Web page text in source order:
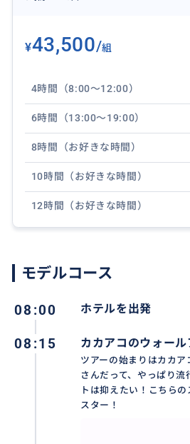
ガイドはハワイを知り尽くした
と、数々の裏話など移動の道中
ていただきます。
当日のコンディションや道の混
機応変にツアーを構成できます
ストな角度でお撮りします！
¥43,500/組
4時間（8:00〜12:00）
6時間（13:00〜19:00）
8時間（お好きな時間）
10時間（お好きな時間）
12時間（お好きな時間）
モデルコース
08:00 ホテルを出発
08:15 カカアコのウォール
ツアーの始まりはカカ
さんだって、やっぱり
トは抑えたい！こちら
スター！